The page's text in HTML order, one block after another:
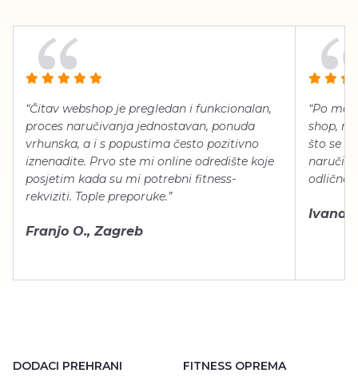
“Čitav webshop je pregledan i funkcionalan,
proces naručivanja jednostavan, ponuda
vrhunska, a i s popustima često pozitivno
iznenadite. Prvo ste mi online odredište koje
posjetim kada su mi potrebni fitness-
rekviziti. Tople preporuke.”
Franjo O., Zagreb
“Po
shop,
što se
naručiti,
odlično
Ivana
DODACI PREHRANI FITNESS OPREMA